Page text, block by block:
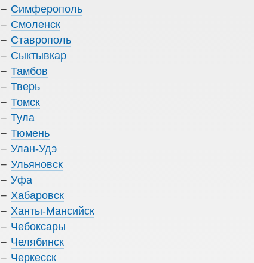
Симферополь
Смоленск
Ставрополь
Сыктывкар
Тамбов
Тверь
Томск
Тула
Тюмень
Улан-Удэ
Ульяновск
Уфа
Хабаровск
Ханты-Мансийск
Чебоксары
Челябинск
Черкесск